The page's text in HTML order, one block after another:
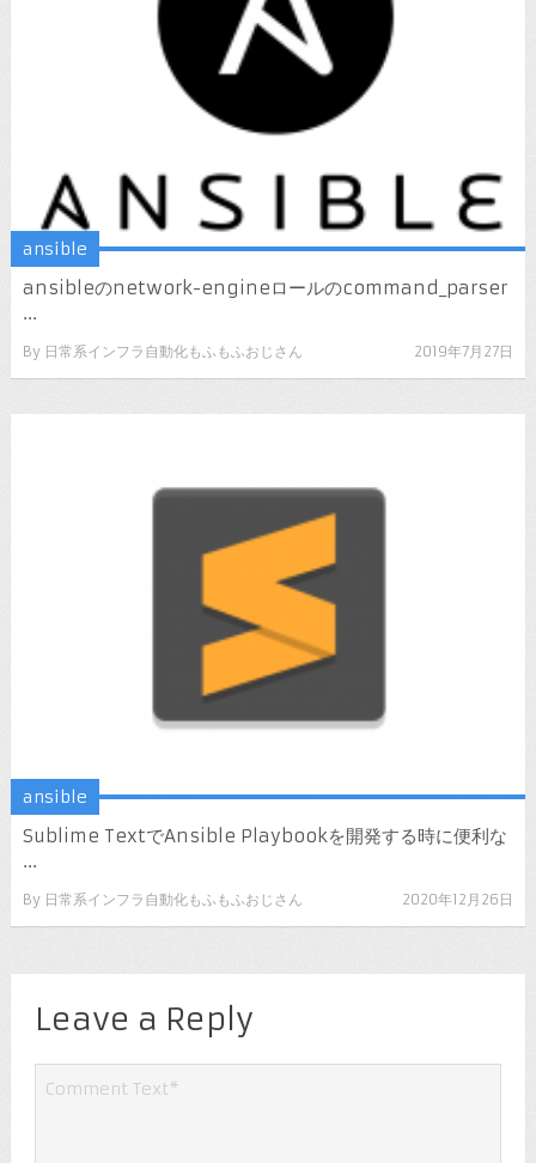
ansible
ansibleのnetwork-engineロールのcommand_parser
...
By 日常系インフラ自動化もふもふおじさん 2019年7月27日
ansible
Sublime TextでAnsible Playbookを開発する時に便利な
...
By 日常系インフラ自動化もふもふおじさん 2020年12月26日
Leave a Reply